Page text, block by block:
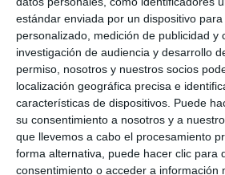
estándar enviada por un dispositivo
personalizado, medición de publicidad y
investigación de audiencia y desarrollo
permiso, nosotros y nuestros socios
localización geográfica precisa e
características de dispositivos. Puede
su consentimiento a nosotros y a
que llevemos a cabo el procesamiento
forma alternativa, puede hacer clic para
consentimiento o acceder a información
El acto se celebró tras la misa,
íntimo y de recogimiento con la
acto simbólico, lleno de
devoción por la madre de Las